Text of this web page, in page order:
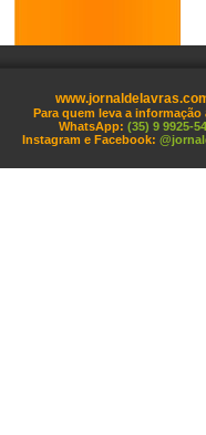
Para quem leva a informação
WhatsApp: (35) 9 9925-
Instagram e Facebook: